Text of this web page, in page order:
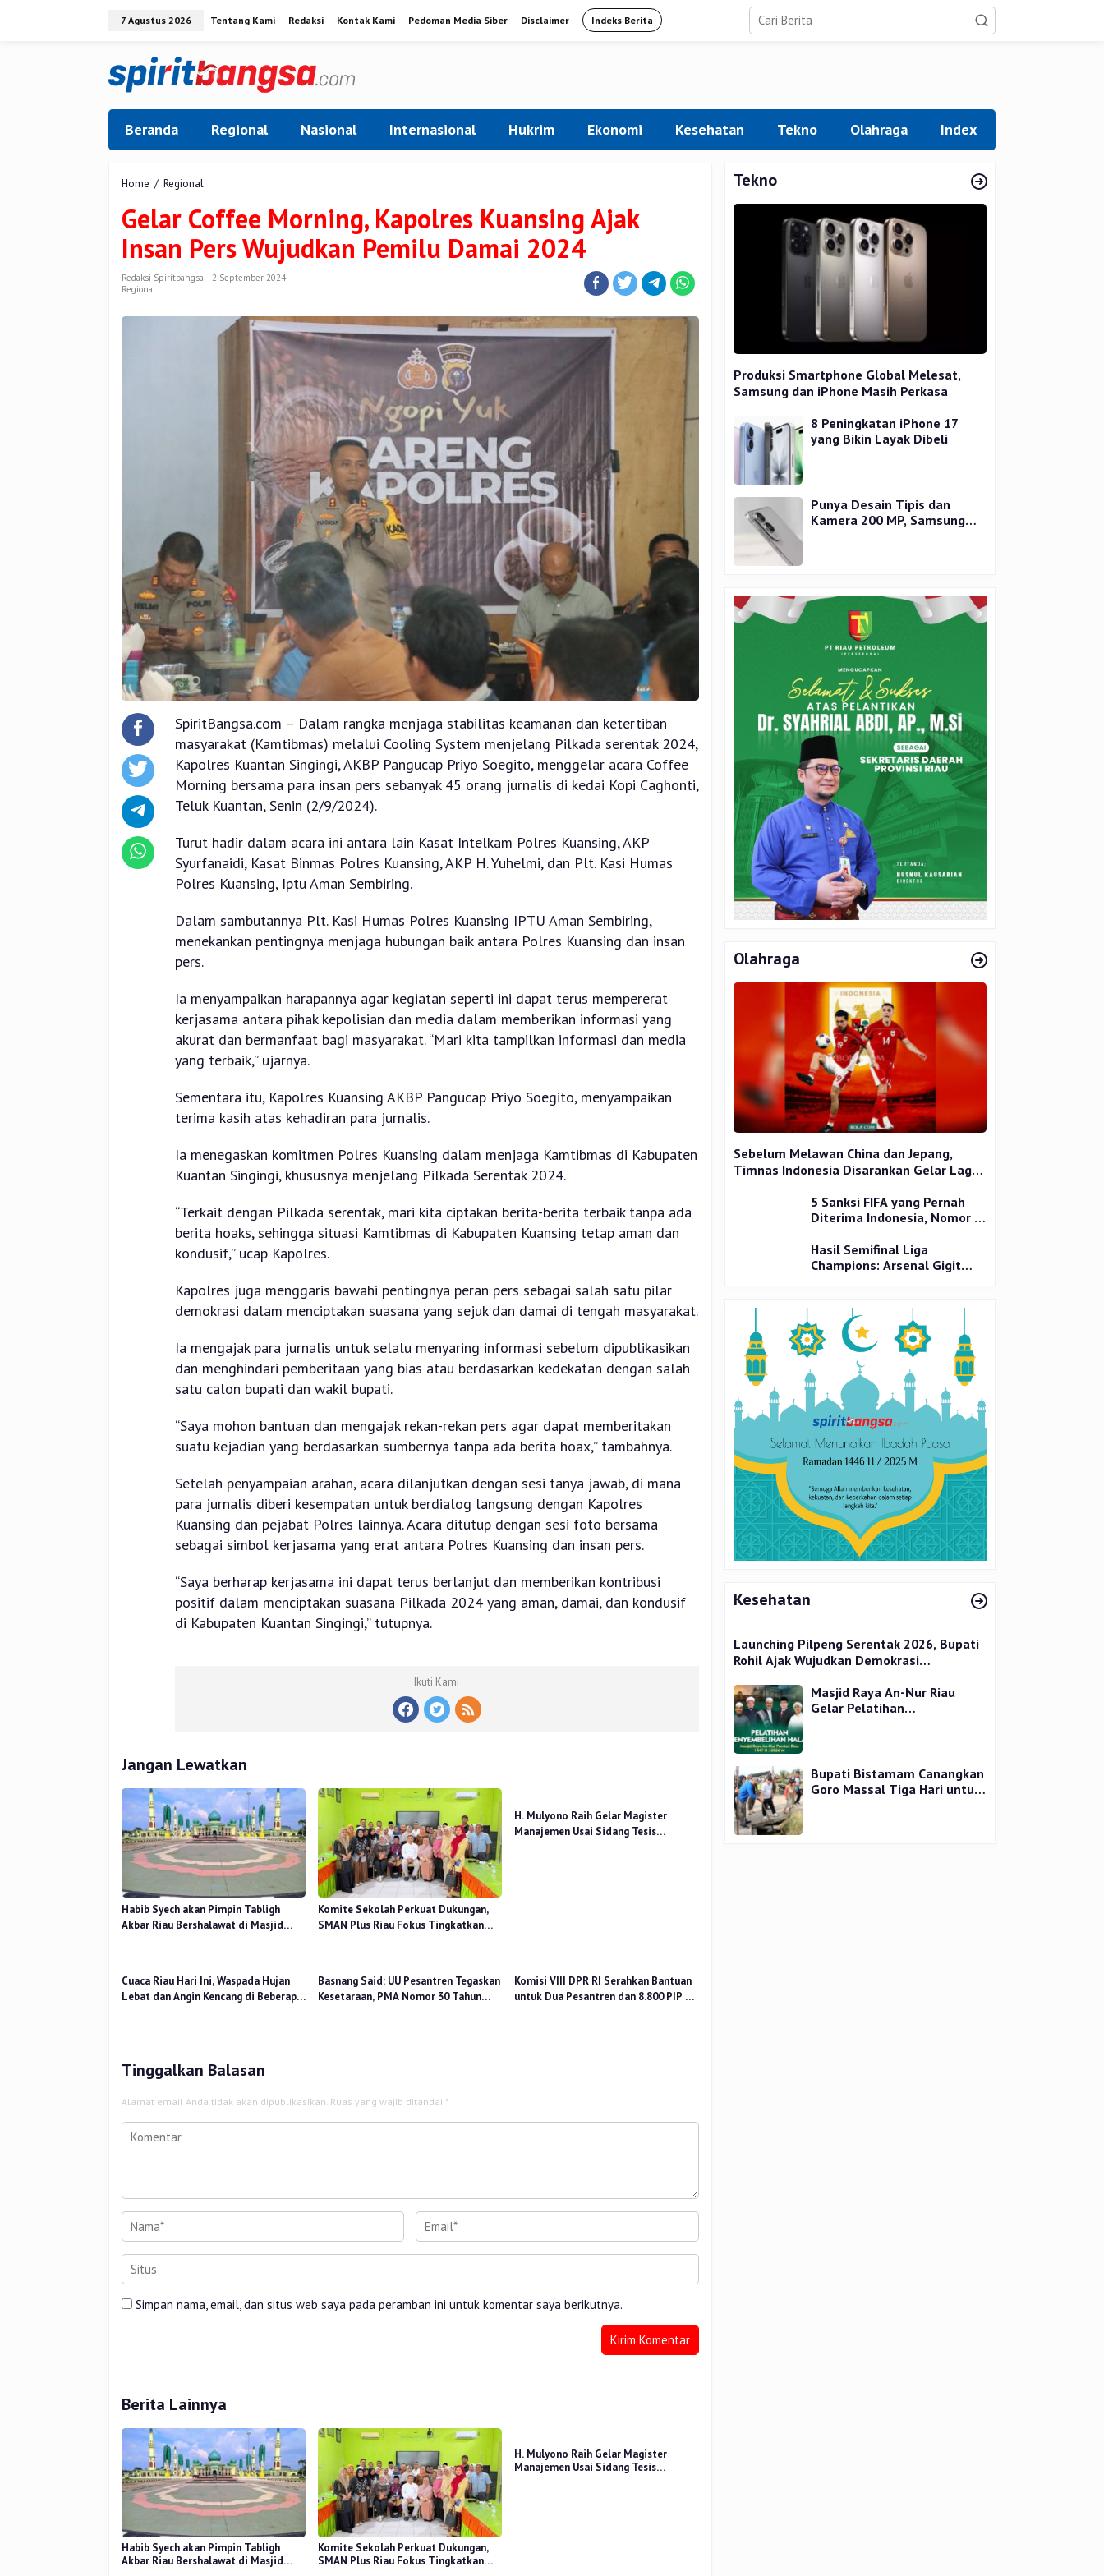
7 Agustus 2026 Tentang Kami Redaksi Kontak Kami Pedoman Media Siber Disclaimer Indeks Berita
Beranda Regional Nasional Internasional Hukrim Ekonomi Kesehatan Tekno Olahraga Index
Home / Regional
Morning,
Kapolres
Kuansing
Ajak
Insan
Pemilu
Damai
Gelar Coffee Morning, Kapolres Kuansing Ajak
Insan Pers Wujudkan Pemilu Damai 2024
Redaksi Spiritbangsa
2 September 2024
Regional
SpiritBangsa.com – Dalam rangka menjaga stabilitas keamanan dan ketertiban
masyarakat (Kamtibmas) melalui Cooling System menjelang Pilkada serentak 2024,
Kapolres Kuantan Singingi, AKBP Pangucap Priyo Soegito, menggelar acara Coffee
Morning bersama para insan pers sebanyak 45 orang jurnalis di kedai Kopi Caghonti,
Teluk Kuantan, Senin (2/9/2024).
Turut hadir dalam acara ini antara lain Kasat Intelkam Polres Kuansing, AKP
Syurfanaidi, Kasat Binmas Polres Kuansing, AKP H. Yuhelmi, dan Plt. Kasi Humas
Polres Kuansing, Iptu Aman Sembiring.
Dalam sambutannya Plt. Kasi Humas Polres Kuansing IPTU Aman Sembiring,
menekankan pentingnya menjaga hubungan baik antara Polres Kuansing dan insan
pers.
Ia menyampaikan harapannya agar kegiatan seperti ini dapat terus mempererat
kerjasama antara pihak kepolisian dan media dalam memberikan informasi yang
akurat dan bermanfaat bagi masyarakat. “Mari kita tampilkan informasi dan media
yang terbaik,” ujarnya.
Sementara itu, Kapolres Kuansing AKBP Pangucap Priyo Soegito, menyampaikan
terima kasih atas kehadiran para jurnalis.
Ia menegaskan komitmen Polres Kuansing dalam menjaga Kamtibmas di Kabupaten
Kuantan Singingi, khususnya menjelang Pilkada Serentak 2024.
“Terkait dengan Pilkada serentak, mari kita ciptakan berita-berita terbaik tanpa ada
berita hoaks, sehingga situasi Kamtibmas di Kabupaten Kuansing tetap aman dan
kondusif,” ucap Kapolres.
Kapolres juga menggaris bawahi pentingnya peran pers sebagai salah satu pilar
demokrasi dalam menciptakan suasana yang sejuk dan damai di tengah masyarakat.
Ia mengajak para jurnalis untuk selalu menyaring informasi sebelum dipublikasikan
dan menghindari pemberitaan yang bias atau berdasarkan kedekatan dengan salah
satu calon bupati dan wakil bupati.
“Saya mohon bantuan dan mengajak rekan-rekan pers agar dapat memberitakan
suatu kejadian yang berdasarkan sumbernya tanpa ada berita hoax,” tambahnya.
Setelah penyampaian arahan, acara dilanjutkan dengan sesi tanya jawab, di mana
para jurnalis diberi kesempatan untuk berdialog langsung dengan Kapolres
Kuansing dan pejabat Polres lainnya. Acara ditutup dengan sesi foto bersama
sebagai simbol kerjasama yang erat antara Polres Kuansing dan insan pers.
“Saya berharap kerjasama ini dapat terus berlanjut dan memberikan kontribusi
positif dalam menciptakan suasana Pilkada 2024 yang aman, damai, dan kondusif
di Kabupaten Kuantan Singingi,” tutupnya.
Ikuti Kami
Jangan Lewatkan
Habib Syech akan Pimpin Tabligh
Akbar Riau Bershalawat di Masjid
Komite Sekolah Perkuat Dukungan,
SMAN Plus Riau Fokus Tingkatkan
H. Mulyono Raih Gelar Magister
Manajemen Usai Sidang Tesis
Cuaca Riau Hari Ini, Waspada Hujan
Lebat dan Angin Kencang di Beberapa
Basnang Said: UU Pesantren Tegaskan
Kesetaraan, PMA Nomor 30 Tahun
Komisi VIII DPR RI Serahkan Bantuan
untuk Dua Pesantren dan 8.800 PIP di
Tinggalkan Balasan
Alamat email Anda tidak akan dipublikasikan. Ruas yang wajib ditandai *
Simpan nama, email, dan situs web saya pada peramban ini untuk komentar saya berikutnya.
Berita Lainnya
Habib Syech akan Pimpin Tabligh
Akbar Riau Bershalawat di Masjid
Komite Sekolah Perkuat Dukungan,
SMAN Plus Riau Fokus Tingkatkan
H. Mulyono Raih Gelar Magister
Manajemen Usai Sidang Tesis
Tekno
Produksi Smartphone Global Melesat,
Samsung dan iPhone Masih Perkasa
8 Peningkatan iPhone 17
yang Bikin Layak Dibeli
Punya Desain Tipis dan
Kamera 200 MP, Samsung
Olahraga
Sebelum Melawan China dan Jepang,
Timnas Indonesia Disarankan Gelar Laga
5 Sanksi FIFA yang Pernah
Diterima Indonesia, Nomor 1
Hasil Semifinal Liga
Champions: Arsenal Gigit
Kesehatan
Launching Pilpeng Serentak 2026, Bupati
Rohil Ajak Wujudkan Demokrasi
Masjid Raya An-Nur Riau
Gelar Pelatihan
Bupati Bistamam Canangkan
Goro Massal Tiga Hari untuk